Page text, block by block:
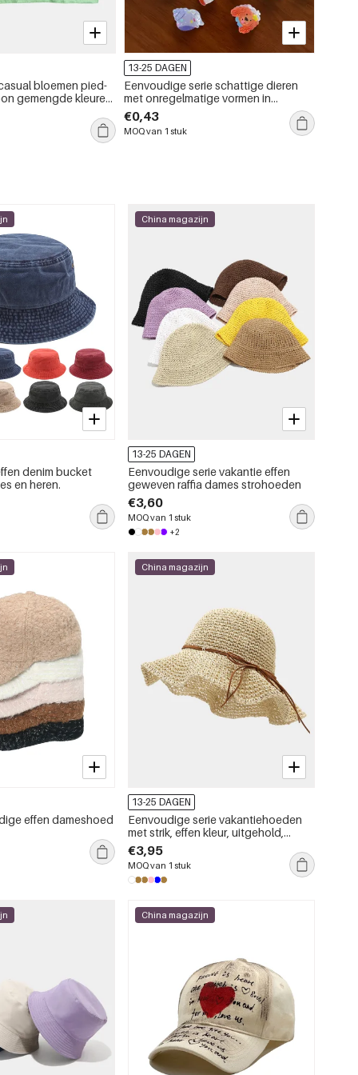
bloemen pied-
gemengde kleuren
zomersjaals
13-25 DAGEN
Eenvoudige serie schattige dieren
met onregelmatige vormen in
oceanische stijl, gemengde kleuren,
schelpen, vissen, zeesterren, acetaat,
haarklauwen
€0,43
MOQ van 1 stuk
denim bucket
en heren.
China magazijn
13-25 DAGEN
Eenvoudige serie vakantie effen
geweven raffia dames strohoeden
€3,60
MOQ van 1 stuk
+2
effen dameshoed
China magazijn
13-25 DAGEN
Eenvoudige serie vakantiehoeden
met strik, effen kleur, uitgehold,
geweven raffia strohoeden
€3,95
MOQ van 1 stuk
China magazijn